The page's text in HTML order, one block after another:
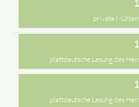
private
plattdeutsche Lesung des
plattdeutsche Lesung des